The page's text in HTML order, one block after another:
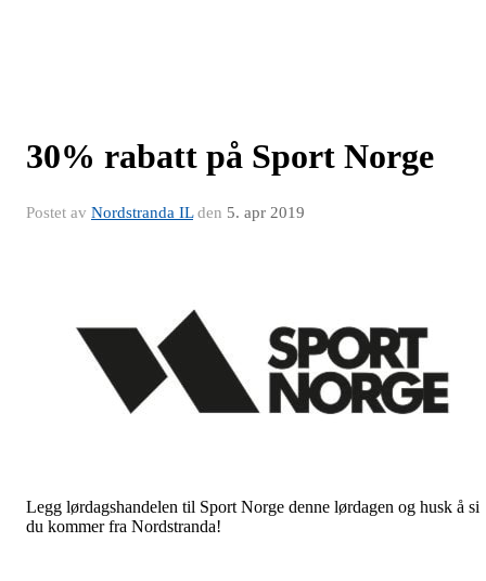
30% rabatt på Sport Norge
Postet av Nordstranda ILden 5. apr 2019
Legg lørdagshandelen til Sport Norge denne lørdagen og husk å si
du kommer fra Nordstranda!